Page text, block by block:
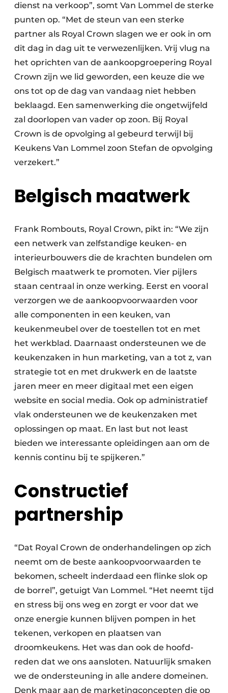
dienst na verkoop”, somt Van Lommel de sterke
punten op. “Met de steun van een sterke
partner als Royal Crown slagen we er ook in om
dit dag in dag uit te verwezenlijken. Vrij vlug na
het oprichten van de aankoopgroepering Royal
Crown zijn we lid geworden, een keuze die we
ons tot op de dag van vandaag niet hebben
beklaagd. Een samenwerking die ongetwijfeld
zal doorlopen van vader op zoon. Bij Royal
Crown is de opvolging al gebeurd terwijl bij
Keukens Van Lommel zoon Stefan de opvolging
verzekert.”
Belgisch maatwerk
Frank Rombouts, Royal Crown, pikt in: “We zijn
een netwerk van zelfstandige keuken- en
interieurbouwers die de krachten bundelen om
Belgisch maatwerk te promoten. Vier pijlers
staan centraal in onze werking. Eerst en vooral
verzorgen we de aankoopvoorwaarden voor
alle componenten in een keuken, van
keukenmeubel over de toestellen tot en met
het werkblad. Daarnaast ondersteunen we de
keukenzaken in hun marketing, van a tot z, van
strategie tot en met drukwerk en de laatste
jaren meer en meer digitaal met een eigen
website en social media. Ook op administratief
vlak ondersteunen we de keuken­zaken met
oplossingen op maat. En last but not least
bieden we interessante opleidingen aan om de
kennis continu bij te spijkeren.”
Constructief
partnership
“Dat Royal Crown de onderhandelingen op zich
neemt om de beste aankoopvoorwaarden te
bekomen, scheelt inderdaad een flinke slok op
de borrel”, getuigt Van Lommel. “Het neemt tijd
en stress bij ons weg en zorgt er voor dat we
onze energie kunnen blijven pompen in het
tekenen, verkopen en plaatsen van
droomkeukens. Het was dan ook de hoofd­
reden dat we ons aansloten. Natuurlijk smaken
we de ondersteuning in alle andere domeinen.
Denk maar aan de marketingconcepten die op